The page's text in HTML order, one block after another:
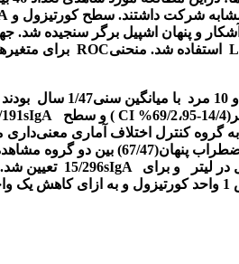
شرکت داشتند. سطح کورتیزول و
و پنهان اشپیل برگر سنجیده شد.
استفاده شد. منحنیROC برای
با میانگین سنی1/47 سال
CI ) و سطح sIgA
گروه کنترل اختلاف آماری
و برای sIgA
15/296 تعیین
و به ازای کاهش یک